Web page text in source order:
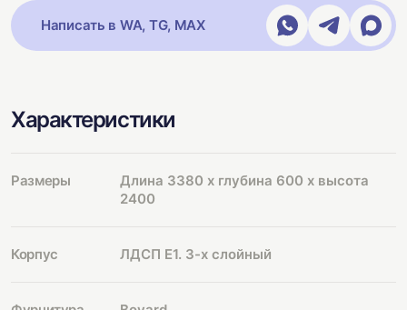
Написать в WA, TG, MAX
Характеристики
Размеры
Длина 3380 х глубина 600 х высота
2400
Корпус ЛДСП Е1. 3-х слойный